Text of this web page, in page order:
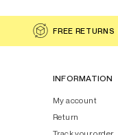
FREE RETURNS
INFORMATION
My account
Return